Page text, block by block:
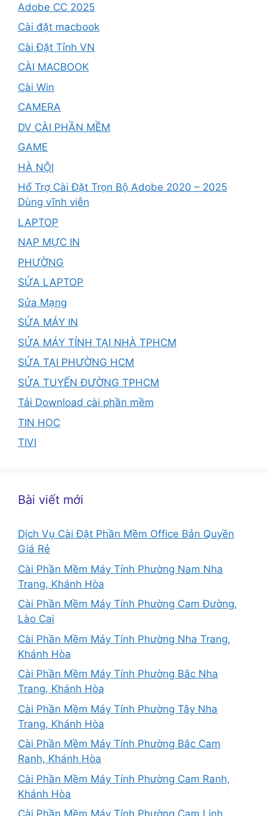
Adobe CC 2025
Cài đặt macbook
Cài Đặt Tỉnh VN
CÀI MACBOOK
Cài Win
CAMERA
DV CÀI PHẦN MỀM
GAME
HÀ NỘI
Hổ Trợ Cài Đặt Trọn Bộ Adobe 2020 – 2025
Dùng vĩnh viễn
LAPTOP
NẠP MỰC IN
PHƯỜNG
SỬA LAPTOP
Sửa Mạng
SỬA MÁY IN
SỬA MÁY TÍNH TẠI NHÀ TPHCM
SỬA TẠI PHƯỜNG HCM
SỬA TUYẾN ĐƯỜNG TPHCM
Tải Download cài phần mềm
TIN HỌC
TIVI
Bài viết mới
Dịch Vụ Cài Đặt Phần Mềm Office Bản Quyền
Giá Rẻ
Cài Phần Mềm Máy Tính Phường Nam Nha
Trang, Khánh Hòa
Cài Phần Mềm Máy Tính Phường Cam Đường,
Lào Cai
Cài Phần Mềm Máy Tính Phường Nha Trang,
Khánh Hòa
Cài Phần Mềm Máy Tính Phường Bắc Nha
Trang, Khánh Hòa
Cài Phần Mềm Máy Tính Phường Tây Nha
Trang, Khánh Hòa
Cài Phần Mềm Máy Tính Phường Bắc Cam
Ranh, Khánh Hòa
Cài Phần Mềm Máy Tính Phường Cam Ranh,
Khánh Hòa
Cài Phần Mềm Máy Tính Phường Cam Linh,